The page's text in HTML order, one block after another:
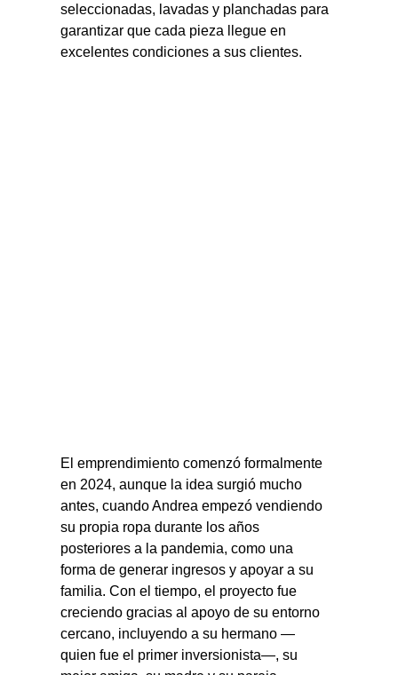
seleccionadas, lavadas y planchadas para
garantizar que cada pieza llegue en
excelentes condiciones a sus clientes.
El emprendimiento comenzó formalmente
en 2024, aunque la idea surgió mucho
antes, cuando Andrea empezó vendiendo
su propia ropa durante los años
posteriores a la pandemia, como una
forma de generar ingresos y apoyar a su
familia. Con el tiempo, el proyecto fue
creciendo gracias al apoyo de su entorno
cercano, incluyendo a su hermano —
quien fue el primer inversionista—, su